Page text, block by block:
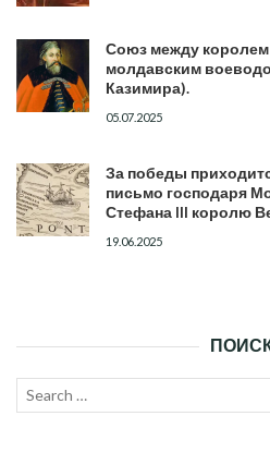
Союз между
молдавским
Казимира).
05.07.2025
За победы
письмо господаря
Стефана III королю
19.06.2025
Search